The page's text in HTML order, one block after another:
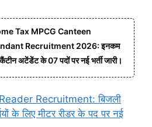
Tax MPCG Canteen
Recruitment 2026: इनकम
अटेंडेंट के 07 पदों पर नई भर्ती जारी।
Recruitment: बिजली
के लिए मीटर रीडर के पद पर नई